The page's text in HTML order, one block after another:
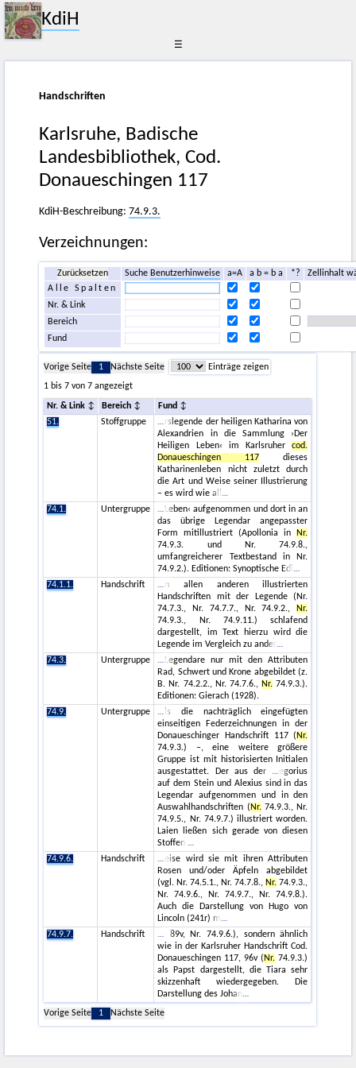
KdiH
☰
Handschriften
Karlsruhe, Badische
Landesbibliothek, Cod.
Donaueschingen 117
KdiH-Beschreibung:74.9.3.
Verzeichnungen:
Zurücksetzen Suche Benutzerhinweise a=A a b = b a *?
Zellinhalt
Alle Spalten
Nr. & Link
Bereich
Fund
Vorige Seite 1 Nächste Seite
Einträge zeigen
1 bis 7 von 7 angezeigt
Nr. & Link Bereich
Fund
51.
Stoffgruppe
rslegende der heiligen Katharina von
Alexandrien in die Sammlung ›Der
Heiligen Leben‹ im Karlsruhercod.
Donaueschingen 117 dieses
Katharinenleben nicht zuletzt durch
die Art und Weise seiner Illustrierung
– es wird wie all
74.1.
Untergruppe
Leben‹ aufgenommen und dort in an
das übrige Legendar angepasster
Form mitillustriert (Apollonia in Nr.
74.9.3. und Nr. 74.9.8.,
umfangreicherer Textbestand in Nr.
74.9.2.). Editionen: Synoptische Edi
74.1.1.
Handschrift
n allen anderen illustrierten
Handschriften mit der Legende (Nr.
74.7.3., Nr. 74.7.7., Nr. 74.9.2., Nr.
74.9.3., Nr. 74.9.11.) schlafend
dargestellt, im Text hierzu wird die
Legende im Vergleich zu ander
74.3.
Untergruppe
Legendare nur mit den Attributen
Rad, Schwert und Krone abgebildet (z.
B. Nr. 74.2.2., Nr. 74.7.6., Nr. 74.9.3.).
Editionen: Gierach (1928).
74.9.
Untergruppe
ls die nachträglich eingefügten
einseitigen Federzeichnungen in der
Donaueschinger Handschrift 117 (Nr.
74.9.3.) –, eine weitere größere
Gruppe ist mit historisierten Initialen
ausgestattet. Der aus der
egorius
auf dem Stein und Alexius sind in das
Legendar aufgenommen und in den
Auswahlhandschriften (Nr.74.9.3., Nr.
74.9.5., Nr. 74.9.7.) illustriert worden.
Laien ließen sich gerade von diesen
Stoffen
74.9.6.
Handschrift
eise wird sie mit ihren Attributen
Rosen und/oder Äpfeln abgebildet
(vgl. Nr. 74.5.1., Nr. 74.7.8., Nr. 74.9.3.,
Nr. 74.9.6., Nr. 74.9.7., Nr. 74.9.8.).
Auch die Darstellung von Hugo von
Lincoln (241r) m
74.9.7.
Handschrift
89v, Nr. 74.9.6.), sondern ähnlich
wie in der Karlsruher Handschrift Cod.
Donaueschingen 117, 96v (Nr. 74.9.3.)
als Papst dargestellt, die Tiara sehr
skizzenhaft wiedergegeben. Die
Darstellung des Johan
Vorige Seite
1 Nächste Seite